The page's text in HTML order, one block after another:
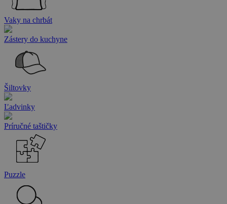
Vaky na chrbát
Zástery do kuchyne
Šiltovky
Ľadvinky
Príručné taštičky
Puzzle